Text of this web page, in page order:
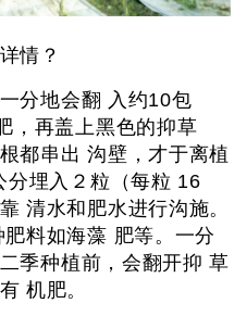
情？
分地会翻 入约10包
，再盖上黑色的抑草
都串出 沟壁，才于离植
分埋入２粒（每粒 16
清水和肥水进行沟施。
料如海藻 肥等。一分
季种植前，会翻开抑 草
机肥。